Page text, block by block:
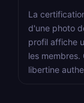
La
d'une photo
profil affiche
les
libertine